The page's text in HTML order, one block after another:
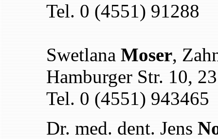
Tel. 0 (4551) 91288
Swetlana Moser,
Hamburger Str. 10,
Tel. 0 (4551) 943465
Dr. med. dent. Jens